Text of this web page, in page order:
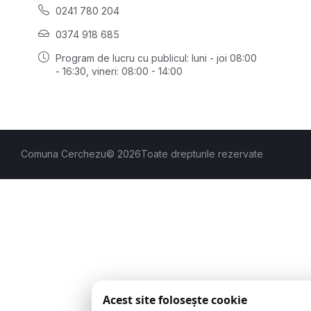
0241 780 204
0374 918 685
Program de lucru cu publicul: luni - joi 08:00
- 16:30 , vineri: 08:00 - 14:00
Comuna Cerchezu© 2026Toate drepturile rezervate
Acest site folosește cookie